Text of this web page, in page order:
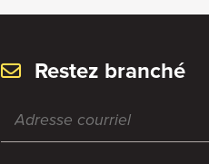
Restez branché